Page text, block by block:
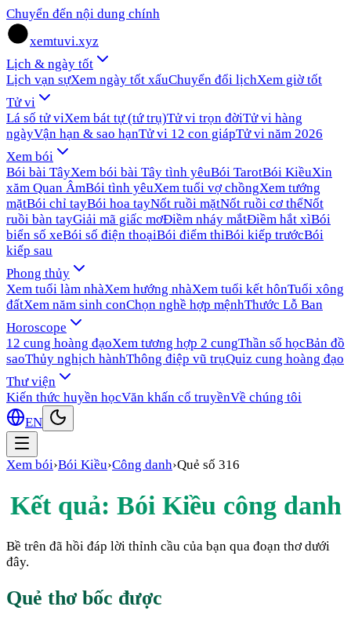
Chuyển đến nội dung chính
xemtuvi.xyz
Lịch & ngày tốt
Lịch vạn sựXem ngày tốt xấuChuyển đổi lịchXem giờ tốt
Tử vi
Lá số tử viXem bát tự (tứ trụ)Tử vi trọn đờiTử vi hàng
ngàyVận hạn & sao hạnTử vi 12 con giápTử vi năm 2026
Xem bói
Bói bài TâyXem bói bài Tây tình yêuBói TarotBói KiềuXin
xăm Quan ÂmBói tình yêuXem tuổi vợ chồngXem tướng
mặtBói chỉ tayBói hoa tayNốt ruồi mặtNốt ruồi cơ thểNốt
ruồi bàn tayGiải mã giấc mơĐiềm nháy mắtĐiềm hắt xìBói
biển số xeBói số điện thoạiBói điểm thiBói kiếp trướcBói
kiếp sau
Phong thủy
Xem tuổi làm nhàXem hướng nhàXem tuổi kết hônTuổi xông
đấtXem năm sinh conChọn nghề hợp mệnhThước Lỗ Ban
Horoscope
12 cung hoàng đạoXem tương hợp 2 cungThần số họcBản đồ
saoThủy nghịch hànhThông điệp vũ trụQuiz cung hoàng đạo
Thư viện
Kiến thức huyền họcVăn khấn cổ truyềnVề chúng tôi
EN
Xem bói›Bói Kiều›Công danh›Quẻ số 316
Kết quả: Bói Kiều công danh
Bề trên đã hồi đáp lời thỉnh cầu của bạn qua đoạn thơ dưới
đây.
Quẻ thơ bốc được